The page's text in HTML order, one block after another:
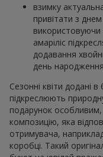
взимку
привітати з
використовуючи
амаріліс
додавання
день
Сезонні квіти додані
підкреслюють
подарунок
композицію, яка
отримувача,
коробці. Такий